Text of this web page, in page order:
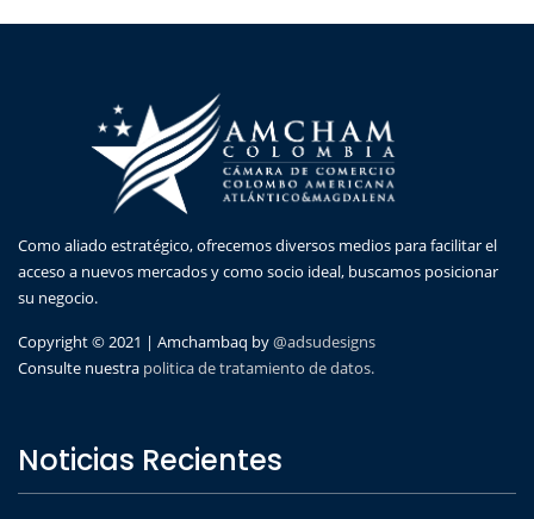
Como aliado estratégico, ofrecemos diversos medios para facilitar el
acceso a nuevos mercados y como socio ideal, buscamos posicionar
su negocio.
Copyright © 2021 | Amchambaq by@adsudesigns
Consulte nuestra politica de tratamiento de datos.
Noticias Recientes